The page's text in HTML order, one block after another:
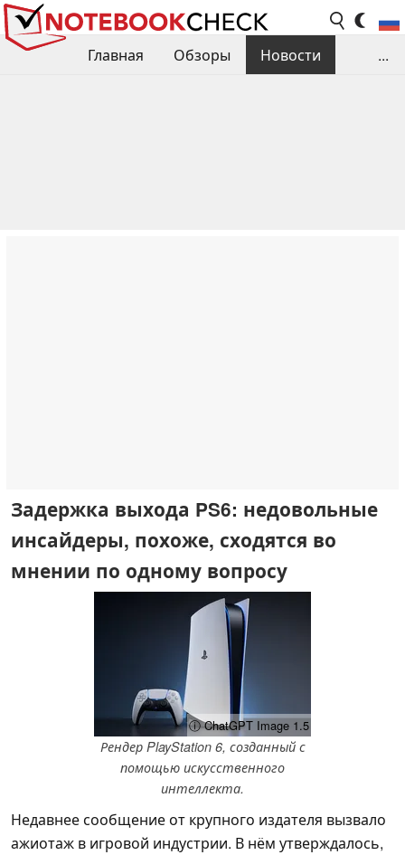
Главная Обзоры
Новости
...
Задержка выхода PS6: недовольные
инсайдеры, похоже, сходятся во
мнении по одному вопросу
ⓘ ChatGPT Image 1.5
Рендер PlayStation 6, созданный с
помощью искусственного
интеллекта.
Недавнее сообщение от крупного издателя вызвало
ажиотаж в игровой индустрии. В нём утверждалось,